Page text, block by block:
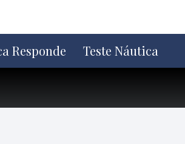
Responde Teste Náutica